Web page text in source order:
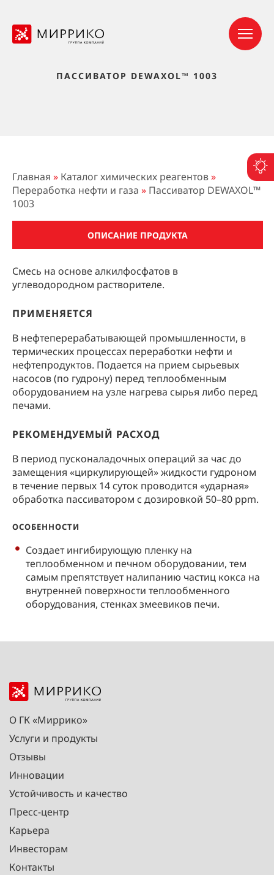
ПАССИВАТОР DEWAXOL™ 1003
Главная » Каталог химических реагентов»
Переработка нефти и газа » Пассиватор DEWAXOL™
1003
ОПИСАНИЕ ПРОДУКТА
Смесь на основе алкилфосфатов в
углеводородном растворителе.
ПРИМЕНЯЕТСЯ
В нефтеперерабатывающей промышленности, в
термических процессах переработки нефти и
нефтепродуктов. Подается на прием сырьевых
насосов (по гудрону) перед теплообменным
оборудованием на узле нагрева сырья либо перед
печами.
РЕКОМЕНДУЕМЫЙ РАСХОД
В период пусконаладочных операций за час до
замещения «циркулирующей» жидкости гудроном
в течение первых 14 суток проводится «ударная»
обработка пассиватором с дозировкой 50–80 ppm.
ОСОБЕННОСТИ
Создает ингибирующую пленку на
теплообменном и печном оборудовании, тем
самым препятствует налипанию частиц кокса на
внутренней поверхности теплообменного
оборудования, стенках змеевиков печи.
О ГК «Миррико»
Услуги и продукты
Отзывы
Инновации
Устойчивость и качество
Пресс-центр
Карьера
Инвесторам
Контакты